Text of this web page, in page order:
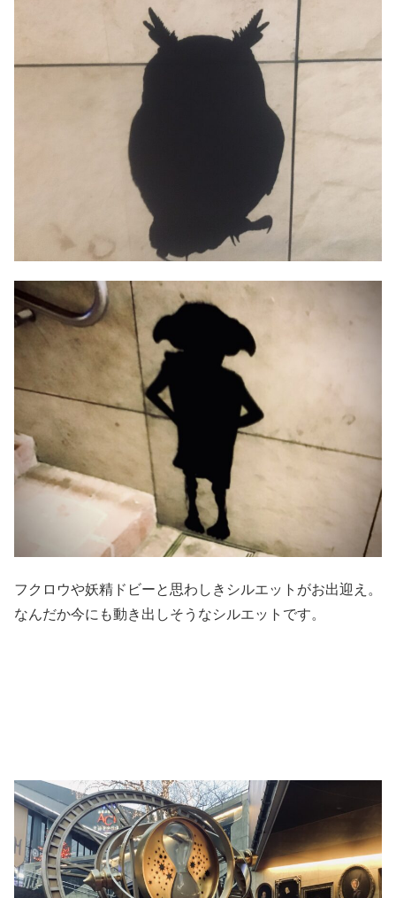
フクロウや妖精ドビーと思わしきシルエットがお出迎え。
なんだか今にも動き出しそうなシルエットです。